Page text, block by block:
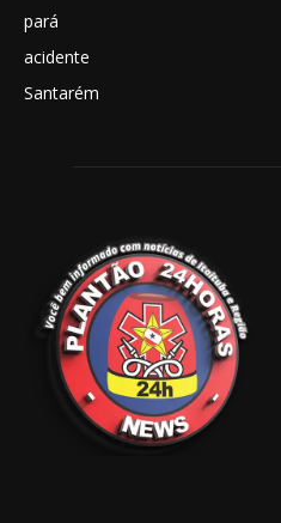
pará
acidente
Santarém